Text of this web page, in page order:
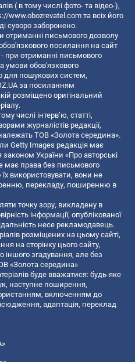
( в тому числі фото- та відео-),
www.obozrevatel.com та всіх його
суворо заборонено.
отриманні письмового дозволу
посилання на сайт
- при отриманні письмового
умови обов'язкового
для пошукових систем,
за посиланням
розміщено оригінальний
числі інтерв’ю, статті,
журналістів редакції,
ТОВ «Золота середина».
Getty Images редакція має
України «Про авторські
має права без письмового
використовувати, вони не
перекладу, поширенню в
точку зору, викладену в
інформації, опублікованої
несе рекламодавець.
розміщених на цьому сайті,
на сторінку цього сайту,
іншого згадування, але без
«Золота середина»
буде вважатися: будь-яке
наступне поширення,
включенням до
адаптація, переклад